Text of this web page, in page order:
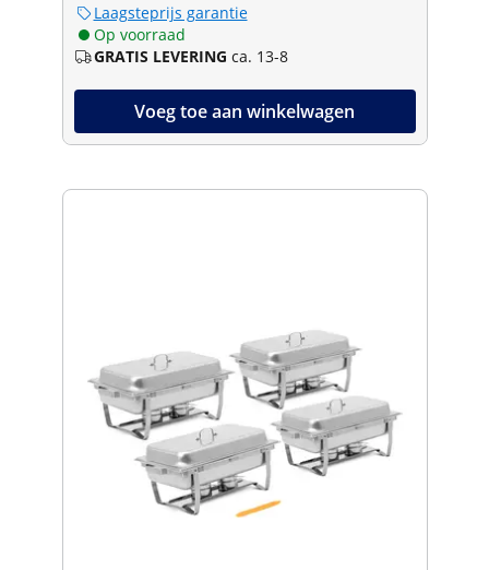
Laagsteprijs garantie
Op voorraad
GRATIS LEVERING ca. 13-8
Voeg toe aan winkelwagen